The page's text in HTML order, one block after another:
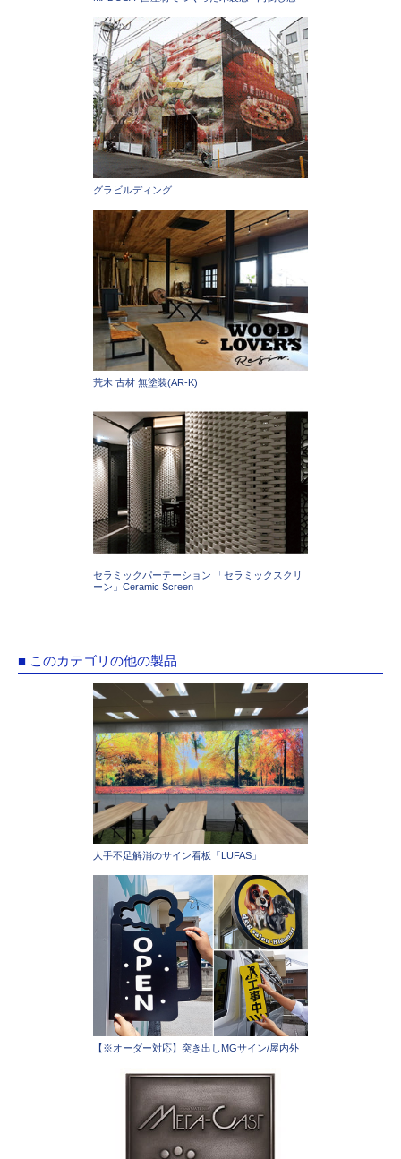
グラビルディング
荒木 古材 無塗装(AR-K)
セラミックパーテーション 「セラミックスクリ
ーン」Ceramic Screen
■ このカテゴリの他の製品
人手不足解消のサイン看板「LUFAS」
【※オーダー対応】突き出しMGサイン/屋内外